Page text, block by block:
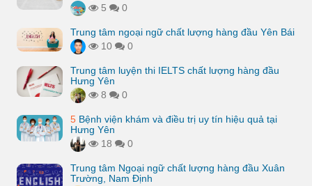
5
0
Trung tâm ngoại ngữ chất lượng hàng đầu Yên Bái
10
0
Trung tâm luyện thi IELTS chất lượng hàng đầu
Hưng Yên
8
0
5 Bệnh viện khám và điều trị uy tín hiệu quả tại
Hưng Yên
18
0
Trung tâm Ngoại ngữ chất lượng hàng đầu Xuân
Trường, Nam Định